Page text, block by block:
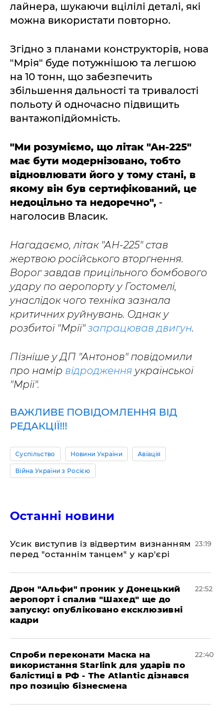
лайнера, шукаючи вцілілі деталі, які
можна використати повторно.
Згідно з планами конструкторів, нова
"Мрія" буде потужнішою та легшою
на 10 тонн, що забезпечить
збільшення дальності та тривалості
польоту й одночасно підвищить
вантажопідйомність.
"Ми розуміємо, що літак "Ан-225"
має бути модернізовано, тобто
відновлювати його у тому стані, в
якому він був сертифікований, це
недоцільно та недоречно", -
наголосив Власик.
Нагадаємо, літак "АН-225" став
жертвою російського вторгнення.
Ворог завдав прицільного бомбового
удару по аеропорту у Гостомелі,
унаслідок чого техніка зазнала
критичних руйнувань. Однак у
розбитої "Мрії"запрацював двигун.
Пізніше у ДП "Антонов" повідомили
про намір відродження української
"Мрії".
ВАЖЛИВЕ ПОВІДОМЛЕННЯ ВІД
РЕДАКЦІЇ!!!
Суспільство Новини України Авіація
Війна України з Росією
Останні новини
​Усик виступив із відвертим визнанням
перед "останнім танцем" у кар'єрі
23:19
​Дрон "Альфи" проник у Донецький
аеропорт і спалив "Шахед" ще до
запуску: опубліковано ексклюзивні
кадри
22:52
​Спроби переконати Маска на
використання Starlink для ударів по
балістиці в РФ - The Atlantic дізнався
про позицію бізнесмена
22:40